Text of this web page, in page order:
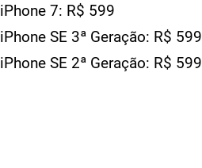
iPhone 7: R$ 599
iPhone SE 3ª Geração: R$ 599
iPhone SE 2ª Geração: R$ 599